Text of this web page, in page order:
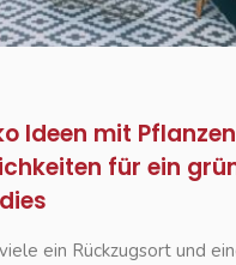
Ideen mit
für ein
ein Rückzugsort und